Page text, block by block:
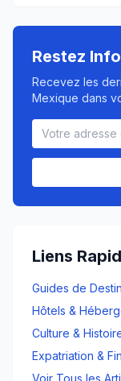
Restez
Recevez les
Mexique dans
Liens
Guides de
Hôtels &
Culture &
Expatriation &
Voir Tous les